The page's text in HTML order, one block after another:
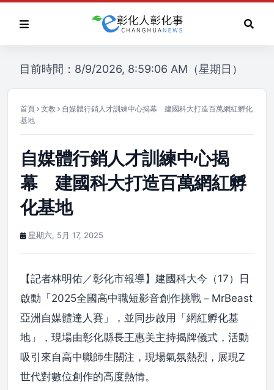
目前時間：8/9/2026, 8:59:06 AM（星期日）
首頁 文教
自媒體行銷人才訓練中心揭幕 建國科大打造百萬網紅孵化
基地
自媒體行銷人才訓練中心揭
幕 建國科大打造百萬網紅孵
化基地
星期六, 5月 17, 2025
【記者林明佑／彰化市報導】建國科大今（17）日
啟動「2025全國高中職短影音創作挑戰－MrBeast
亞洲自媒體達人賽」，並同步啟用「網紅孵化基
地」，現場由彰化縣長王惠美主持揭牌儀式，活動
吸引來自高中職師生關注，現場氣氛熱烈，展現Z
世代對數位創作的高度熱情。